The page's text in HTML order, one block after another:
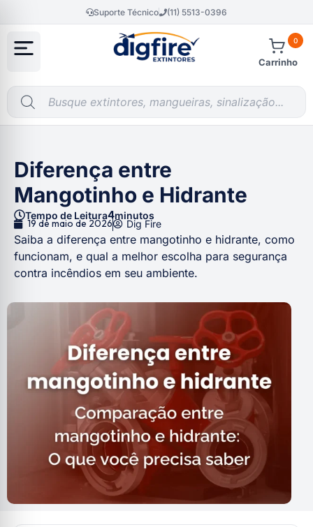
Suporte Técnico (11) 5513-0396
Carrinho
0
Diferença entre
Mangotinho e Hidrante
Tempo de Leitura4minutos
19 de maio de 2026 Dig Fire
Saiba a diferença entre mangotinho e hidrante, como
funcionam, e qual a melhor escolha para segurança
contra incêndios em seu ambiente.